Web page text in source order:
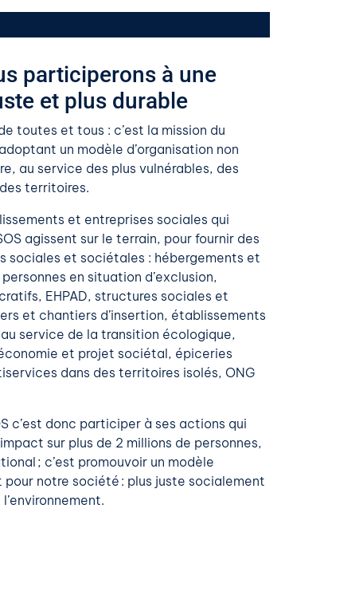
participerons à une
et plus durable
toutes et tous : c’est la mission du
un modèle d’organisation non
au service des plus vulnérables, des
territoires.
et entreprises sociales qui
agissent sur le terrain, pour fournir des
sociales et sociétales : hébergements et
en situation d’exclusion,
EHPAD, structures sociales et
et chantiers d’insertion, établissements
service de la transition écologique,
et projet sociétal, épiceries
dans des territoires isolés, ONG
c’est donc participer à ses actions qui
sur plus de 2 millions de personnes,
; c’est promouvoir un modèle
pour notre société : plus juste socialement